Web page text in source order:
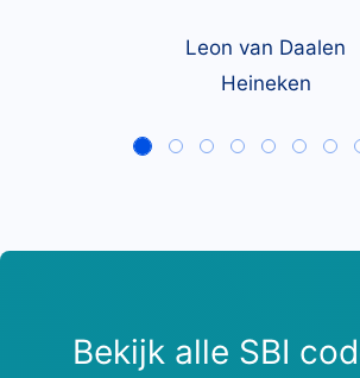
Leon van Daalen
Heineken
Bekijk alle SBI